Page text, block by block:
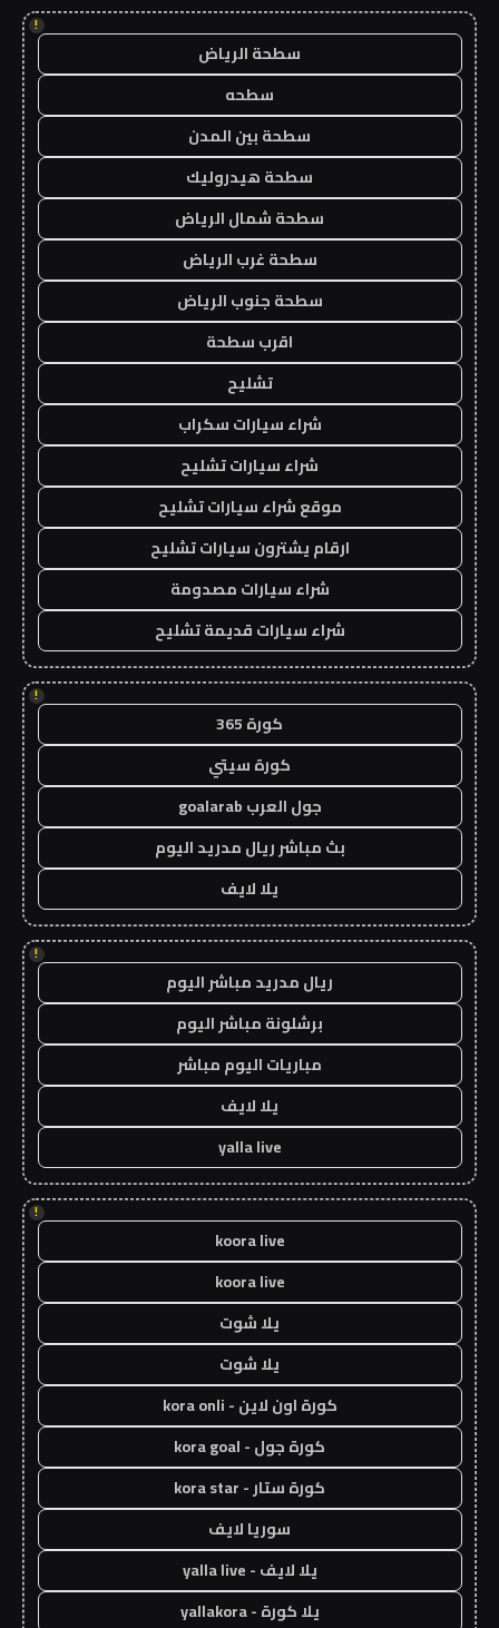
!
سطحة الرياض
سطحه
سطحة بين المدن
سطحة هيدروليك
سطحة شمال الرياض
سطحة غرب الرياض
سطحة جنوب الرياض
اقرب سطحة
تشليح
شراء سيارات سكراب
شراء سيارات تشليح
موقع شراء سيارات تشليح
ارقام يشترون سيارات تشليح
شراء سيارات مصدومة
شراء سيارات قديمة تشليح
!
كورة 365
كورة سيتي
جول العرب goalarab
بث مباشر ريال مدريد اليوم
يلا لايف
!
ريال مدريد مباشر اليوم
برشلونة مباشر اليوم
مباريات اليوم مباشر
يلا لايف
yalla live
!
koora live
koora live
يلا شوت
يلا شوت
كورة اون لاين - kora onli
كورة جول - kora goal
كورة ستار - kora star
سوريا لايف
يلا لايف - yalla live
يلا كورة - yallakora